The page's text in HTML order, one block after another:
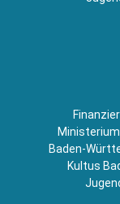
Baden-
Kultus